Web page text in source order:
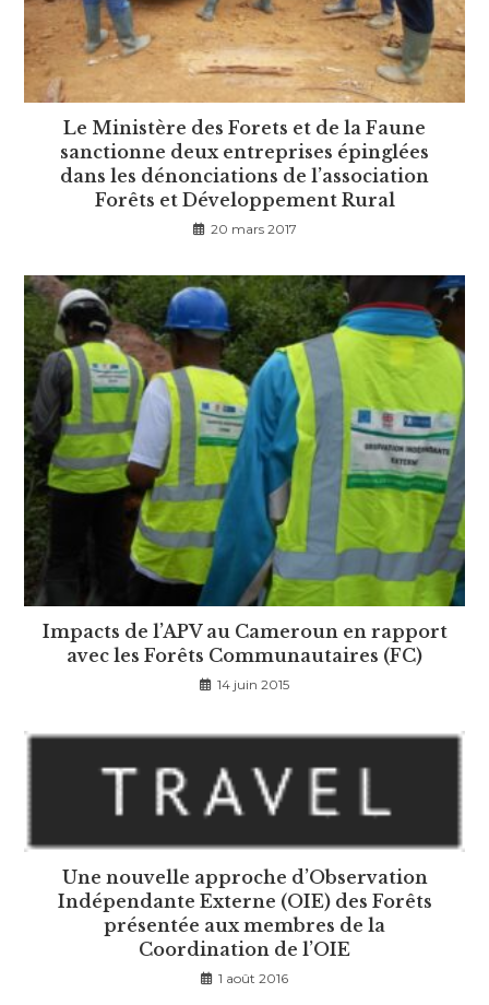
Le Ministère des Forets et de la Faune
sanctionne deux entreprises épinglées
dans les dénonciations de l’association
Forêts et Développement Rural
20 mars 2017
Impacts de l’APV au Cameroun en rapport
avec les Forêts Communautaires (FC)
14 juin 2015
Une nouvelle approche d’Observation
Indépendante Externe (OIE) des Forêts
présentée aux membres de la
Coordination de l’OIE
1 août 2016